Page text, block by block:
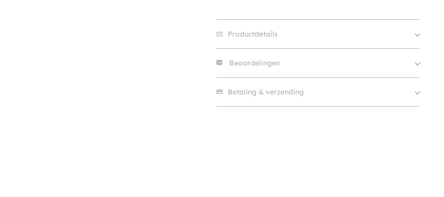
Productdetails
Size
Merk
Hunter
Kleur
Klein (0 – 10kg), Middel
Beoordelingen
Betaling & verzending